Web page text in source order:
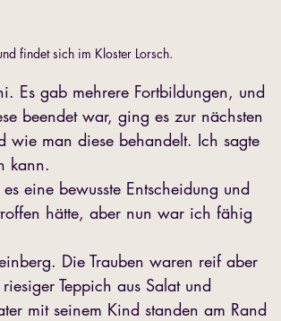
findet sich im Kloster Lorsch.
Es gab mehrere Fortbildungen, und
beendet war, ging es zur nächsten
wie man diese behandelt. Ich sagte
kann.
eine bewusste Entscheidung und
hätte, aber nun war ich fähig
Die Trauben waren reif aber
Teppich aus Salat und
mit seinem Kind standen am Rand